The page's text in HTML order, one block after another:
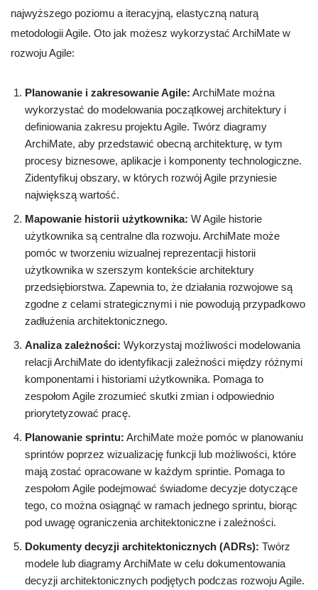
najwyższego poziomu a iteracyjną, elastyczną naturą
metodologii Agile. Oto jak możesz wykorzystać ArchiMate w
rozwoju Agile:
Planowanie i zakresowanie Agile: ArchiMate można
wykorzystać do modelowania początkowej architektury i
definiowania zakresu projektu Agile. Twórz diagramy
ArchiMate, aby przedstawić obecną architekturę, w tym
procesy biznesowe, aplikacje i komponenty technologiczne.
Zidentyfikuj obszary, w których rozwój Agile przyniesie
największą wartość.
Mapowanie historii użytkownika: W Agile historie
użytkownika są centralne dla rozwoju. ArchiMate może
pomóc w tworzeniu wizualnej reprezentacji historii
użytkownika w szerszym kontekście architektury
przedsiębiorstwa. Zapewnia to, że działania rozwojowe są
zgodne z celami strategicznymi i nie powodują przypadkowo
zadłużenia architektonicznego.
Analiza zależności: Wykorzystaj możliwości modelowania
relacji ArchiMate do identyfikacji zależności między różnymi
komponentami i historiami użytkownika. Pomaga to
zespołom Agile zrozumieć skutki zmian i odpowiednio
priorytetyzować pracę.
Planowanie sprintu: ArchiMate może pomóc w planowaniu
sprintów poprzez wizualizację funkcji lub możliwości, które
mają zostać opracowane w każdym sprintie. Pomaga to
zespołom Agile podejmować świadome decyzje dotyczące
tego, co można osiągnąć w ramach jednego sprintu, biorąc
pod uwagę ograniczenia architektoniczne i zależności.
Dokumenty decyzji architektonicznych (ADRs): Twórz
modele lub diagramy ArchiMate w celu dokumentowania
decyzji architektonicznych podjętych podczas rozwoju Agile.